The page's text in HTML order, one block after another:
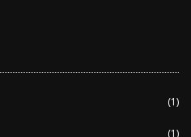
(1)
(1)